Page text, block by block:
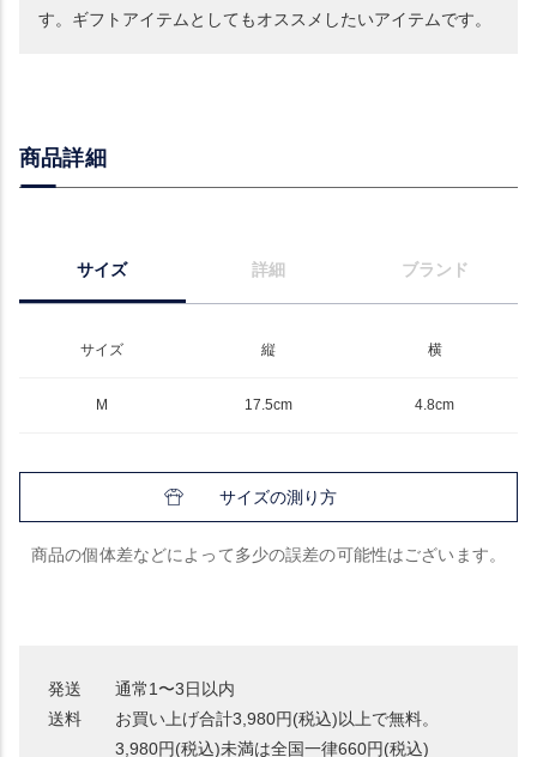
す。ギフトアイテムとしてもオススメしたいアイテムです。
商品詳細
サイズ 詳細 ブランド
サイズ 縦 横
M 17.5cm 4.8cm
サイズの測り方
商品の個体差などによって多少の誤差の可能性はございます。
発送
通常1〜3日以内
送料
お買い上げ合計3,980円(税込)以上で無料。
3,980円(税込)未満は全国一律660円(税込)